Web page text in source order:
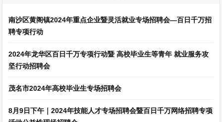
南沙区黄阁镇2024年重点企业暨灵活就业专场招聘会—百日千万招
聘专项行动
2024年龙华区百日千万专项行动暨 高校毕业生等青年 就业服务攻
坚行动招聘会
茂名市2024年高校毕业生专场招聘会
8月9日下午｜2024年技能人才专场招聘会暨百日千万网络招聘专项